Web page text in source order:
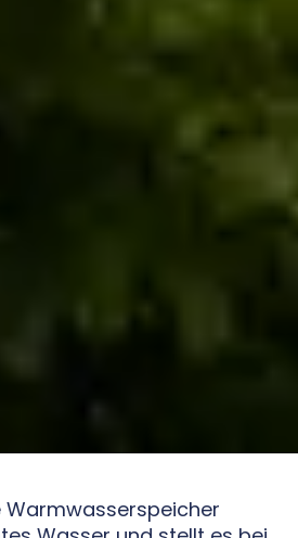
Warmwasserspeicher